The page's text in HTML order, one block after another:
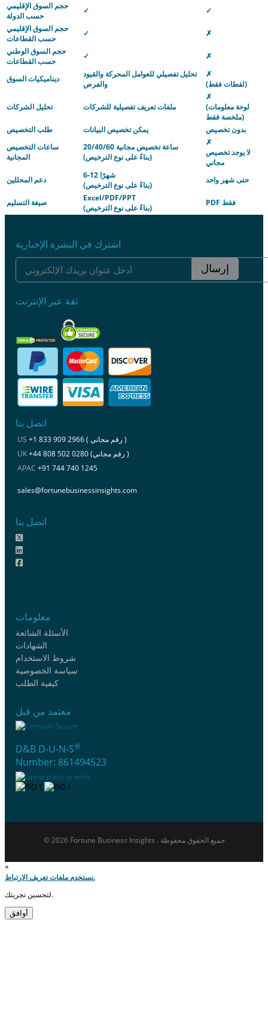
حجم السوق الإقليمي
حسب الدولة
✓
✓
حجم السوق الإقليمي
حسب القطاعات
✓
✗
حجم السوق الوطني
حسب القطاعات
✓ ✗
ديناميكيات السوق
تحليل تفصيلي للعوامل المحركة والقيود
والفرص
✗
(لقطات فقط)
تحليل الشركات ملفات تعريف تفصيلية للشركات
✗
(لوحة معلومات
ملخصة فقط)
طلب التخصيص
يمكن تخصيص البيانات
بدون تخصيص
ساعات التخصيص
المجانية
20/40/60 ساعة تخصيص مجانية
(بناءً على نوع الترخيص)
✗
لا يوجد تخصيص
مجاني
دعم المحللين
6-12 شهرًا
(بناءً على نوع الترخيص)
حتى شهر واحد
صيغة التسليم
Excel/PDF/PPT
(بناءً على نوع الترخيص)
PDF فقط
اشترك في النشرة الإخبارية
إرسال
ثقة عبر الإنترنت
اتصل بنا
US
+1 833 909 2966 ( رقم مجاني )
UK
+44 808 502 0280 (رقم مجاني )
APAC +91 744 740 1245
sales@fortunebusinessinsights.com
اتصل بنا
معلومات
الأسئلة الشائعة
الشهادات
شروط الاستخدام
سياسة الخصوصية
كيفية الطلب
معتمد من قبل
D&B D-U-N-S®
Number: 861494523
© 2026 Fortune Business Insights . جميع الحقوق محفوظة
×
نستخدم ملفات تعريف الارتباط.
لتحسين تجربتك.
أوافق